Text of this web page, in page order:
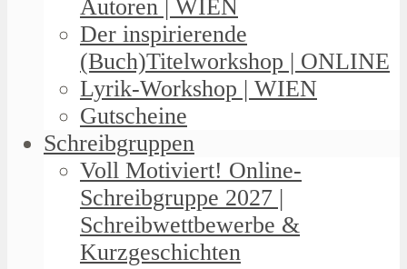
Autoren | WIEN
Der inspirierende
(Buch)Titelworkshop | ONLINE
Lyrik-Workshop | WIEN
Gutscheine
Schreibgruppen
Voll Motiviert! Online-
Schreibgruppe 2027 |
Schreibwettbewerbe &
Kurzgeschichten